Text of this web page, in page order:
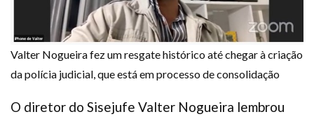
Valter Nogueira fez um resgate histórico até chegar à criação
da polícia judicial, que está em processo de consolidação
O diretor do Sisejufe Valter Nogueira lembrou